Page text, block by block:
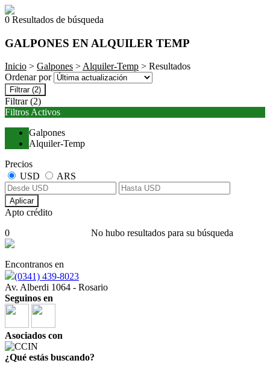
0 Resultados de búsqueda
GALPONES EN ALQUILER TEMP
Inicio > Galpones >Alquiler-Temp > Resultados
Ordenar por
Filtrar (2)
Filtrar (2)
Filtros Activos
Galpones
Alquiler-Temp
Precios
USD
ARS
Aplicar
Apto crédito
No hubo resultados para su búsqueda
0
Encontranos en
(0341) 439-8023
Av. Alberdi 1064 - Rosario
Seguinos en
Asociados con
¿Qué estás buscando?